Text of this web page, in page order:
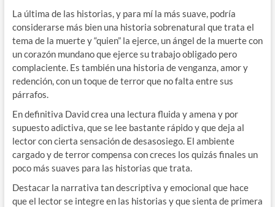
La última de las historias, y para mí la más suave, podría
considerarse más bien una historia sobrenatural que trata el
tema de la muerte y “quien” la ejerce, un ángel de la muerte con
un corazón mundano que ejerce su trabajo obligado pero
complaciente. Es también una historia de venganza, amor y
redención, con un toque de terror que no falta entre sus
párrafos.
En definitiva David crea una lectura fluida y amena y por
supuesto adictiva, que se lee bastante rápido y que deja al
lector con cierta sensación de desasosiego. El ambiente
cargado y de terror compensa con creces los quizás finales un
poco más suaves para las historias que trata.
Destacar la narrativa tan descriptiva y emocional que hace
que el lector se integre en las historias y que sienta de primera